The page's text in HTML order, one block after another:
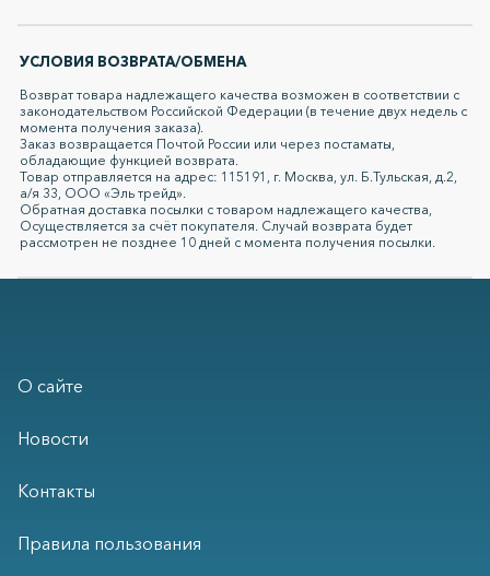
УСЛОВИЯ ВОЗВРАТА/ОБМЕНА
Возврат товара надлежащего качества возможен в соответствии с
законодательством Российской Федерации (в течение двух недель с
момента получения заказа).
Заказ возвращается Почтой России или через постаматы,
обладающие функцией возврата.
Товар отправляется на адрес: 115191, г. Москва, ул. Б.Тульская, д.2,
а/я 33, ООО «Эль трейд».
Обратная доставка посылки с товаром надлежащего качества,
Осуществляется за счёт покупателя. Случай возврата будет
рассмотрен не позднее 10 дней с момента получения посылки.
О сайте
Новости
Контакты
Правила пользования